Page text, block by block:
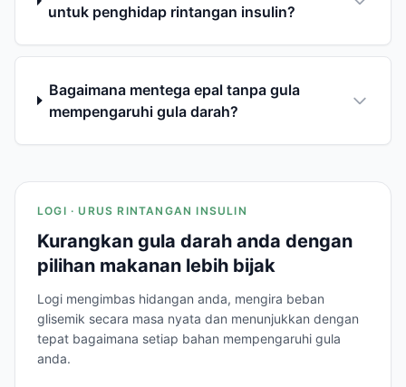
untuk penghidap rintangan insulin?
Bagaimana mentega epal tanpa gula
mempengaruhi gula darah?
LOGI · URUS RINTANGAN INSULIN
Kurangkan gula darah anda dengan
pilihan makanan lebih bijak
Logi mengimbas hidangan anda, mengira beban
glisemik secara masa nyata dan menunjukkan dengan
tepat bagaimana setiap bahan mempengaruhi gula
anda.